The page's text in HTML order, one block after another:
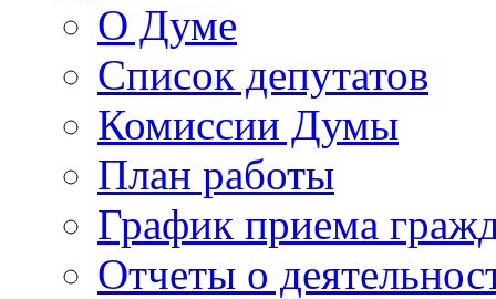
О Думе
Список депутатов
Комиссии Думы
План работы
График приема
Отчеты о